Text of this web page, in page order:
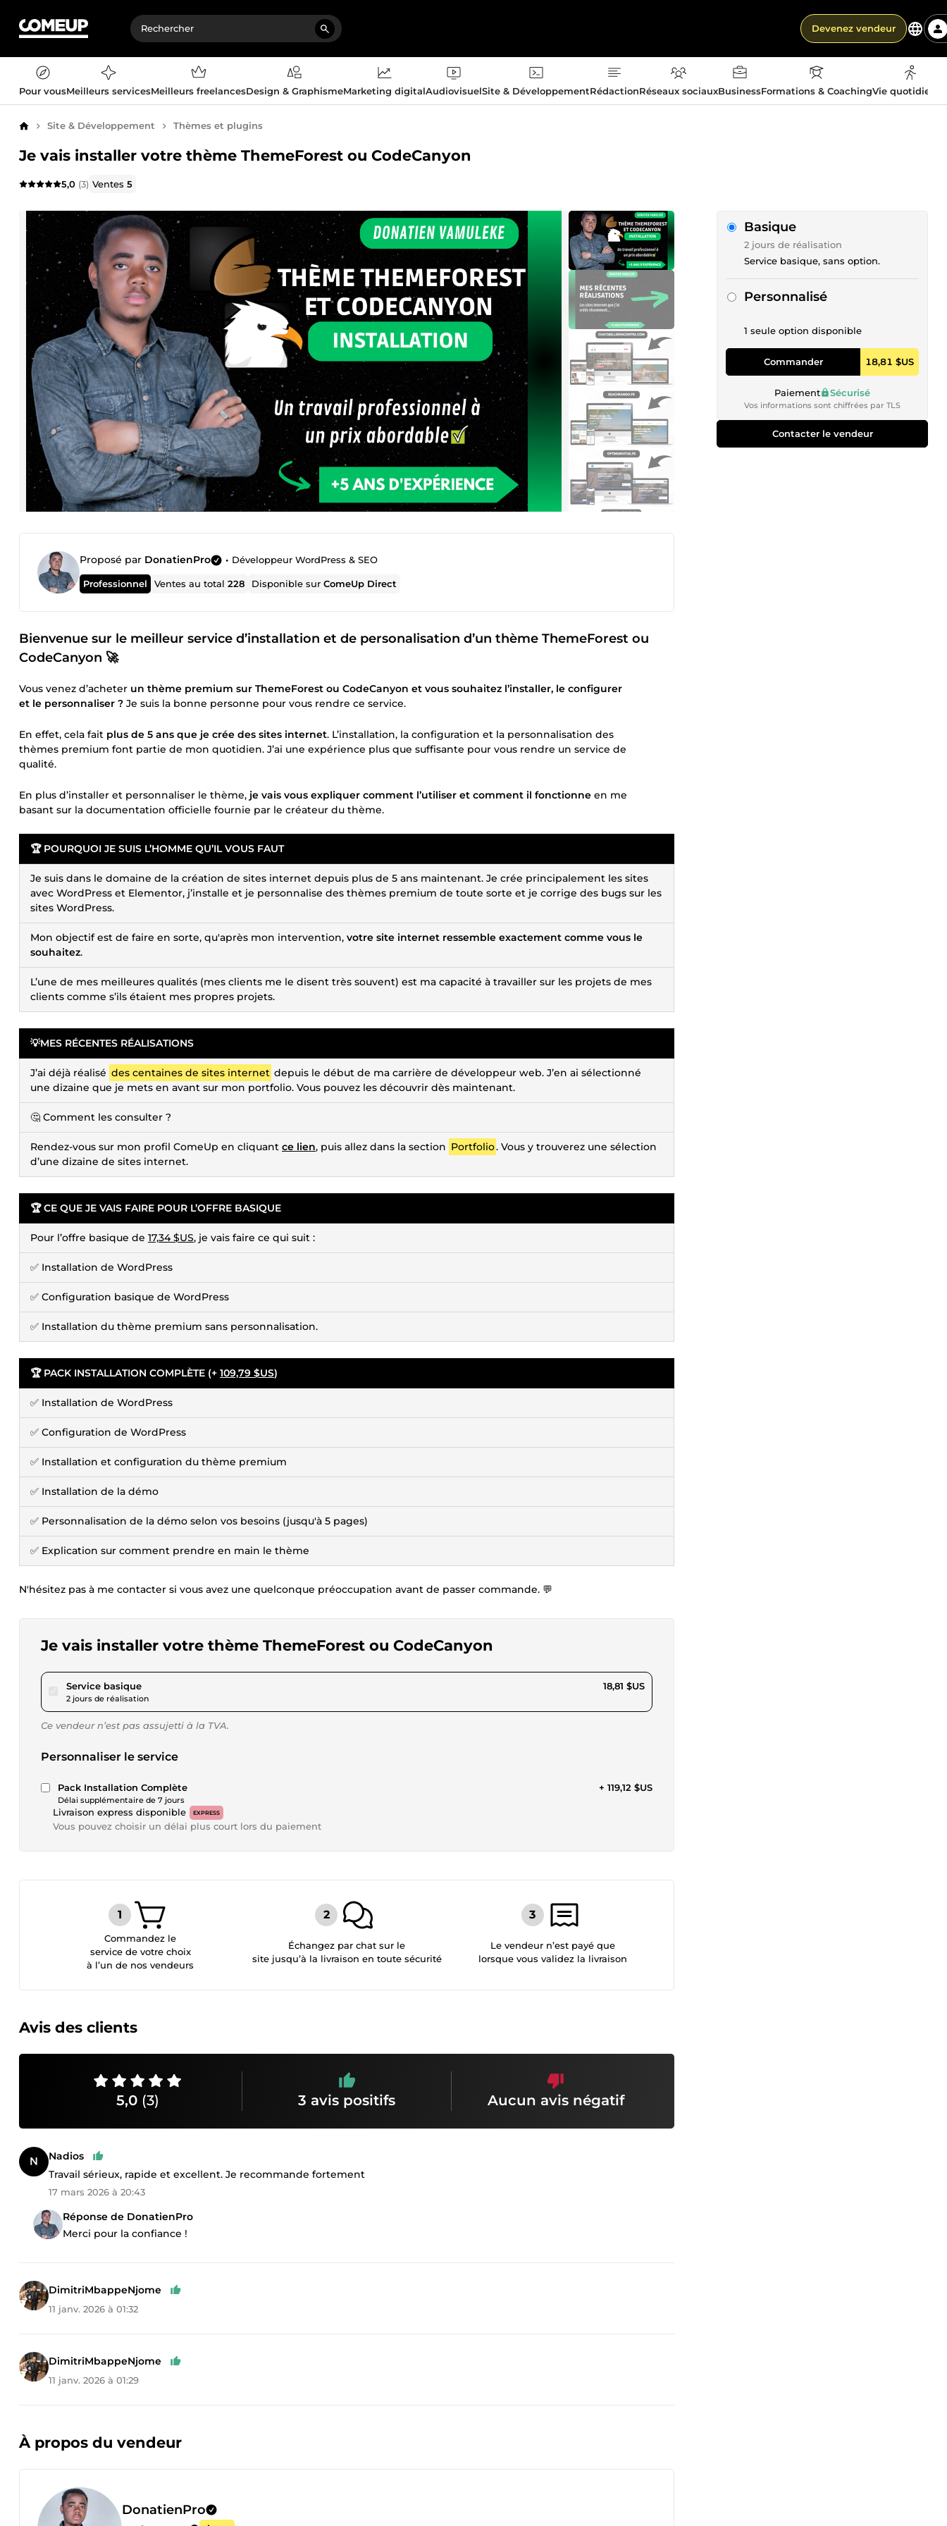
Devenez vendeur
Pour vousMeilleurs servicesMeilleurs freelancesDesign & GraphismeMarketing digitalAudiovisuelSite & DéveloppementRédactionRéseaux sociauxBusinessFormations & CoachingVie
AccueilSite & Développement Thèmes et plugins
Je vais installer votre thème ThemeForest ou CodeCanyon
5,0 (3) Ventes5
Proposé par DonatienPro • Développeur WordPress & SEO
Professionnel Ventes au total228 Disponible surComeUp Direct
Bienvenue sur le meilleur service d’installation et de personalisation d’un thème ThemeForest ou
CodeCanyon 🚀
Vous venez d’acheter un thème premium sur ThemeForest ou CodeCanyon et vous souhaitez l’installer, le configurer
et le personnaliser ? Je suis la bonne personne pour vous rendre ce service.
En effet, cela fait plus de 5 ans que je crée des sites internet. L’installation, la configuration et la personnalisation des
thèmes premium font partie de mon quotidien. J’ai une expérience plus que suffisante pour vous rendre un service de
qualité.
En plus d’installer et personnaliser le thème, je vais vous expliquer comment l’utiliser et comment il fonctionne en me
basant sur la documentation officielle fournie par le créateur du thème.
🏆 POURQUOI JE SUIS L’HOMME QU’IL VOUS FAUT
Je suis dans le domaine de la création de sites internet depuis plus de 5 ans maintenant. Je crée principalement les sites
avec WordPress et Elementor, j’installe et je personnalise des thèmes premium de toute sorte et je corrige des bugs sur les
sites WordPress.
Mon objectif est de faire en sorte, qu'après mon intervention, votre site internet ressemble exactement comme vous le
souhaitez.
L’une de mes meilleures qualités (mes clients me le disent très souvent) est ma capacité à travailler sur les projets de mes
clients comme s’ils étaient mes propres projets.
💡MES RÉCENTES RÉALISATIONS
J’ai déjà réalisé des centaines de sites internet depuis le début de ma carrière de développeur web. J’en ai sélectionné
une dizaine que je mets en avant sur mon portfolio. Vous pouvez les découvrir dès maintenant.
🤔 Comment les consulter ?
Rendez-vous sur mon profil ComeUp en cliquant ce lien, puis allez dans la section Portfolio. Vous y trouverez une sélection
d’une dizaine de sites internet.
🏆 CE QUE JE VAIS FAIRE POUR L’OFFRE BASIQUE
Pour l’offre basique de 17,34 $US, je vais faire ce qui suit :
✅ Installation de WordPress
✅ Configuration basique de WordPress
✅ Installation du thème premium sans personnalisation.
🏆 PACK INSTALLATION COMPLÈTE (+ 109,79 $US)
✅ Installation de WordPress
✅ Configuration de WordPress
✅ Installation et configuration du thème premium
✅ Installation de la démo
✅ Personnalisation de la démo selon vos besoins (jusqu'à 5 pages)
✅ Explication sur comment prendre en main le thème
N'hésitez pas à me contacter si vous avez une quelconque préoccupation avant de passer commande. 💬
Je vais installer votre thème ThemeForest ou CodeCanyon
Service basiquepour 17,34 $US
2 jours de réalisation
18,81 $US
Ce vendeur n’est pas assujetti à la TVA.
Personnaliser le service
Pack Installation Complète
Délai supplémentaire de 7 jours
+ 119,12 $US
Livraison express disponible EXPRESS
Vous pouvez choisir un délai plus court lors du paiement
Basique
2 jours de réalisation
Service basique, sans option.
Personnalisé
1 seule option disponible
Commander 18,81 $US
Paiement Sécurisé
Vos informations sont chiffrées par TLS
Contacter le vendeur
Commandez le
service de votre choix
à l’un de nos vendeurs
Échangez par chat sur le
site jusqu’à la livraison en toute sécurité
Le vendeur n’est payé que
lorsque vous validez la livraison
Avis des clients
5,0 (3) 3 avis positifs Aucun avis négatif
Nadios
Travail sérieux, rapide et excellent. Je recommande fortement
17 mars 2026 à 20:43
Réponse de DonatienPro
Merci pour la confiance !
DimitriMbappeNjome
11 janv. 2026 à 01:32
DimitriMbappeNjome
11 janv. 2026 à 01:29
À propos du vendeur
DonatienPro